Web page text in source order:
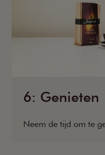
6: Genieten
Neem de tijd om te